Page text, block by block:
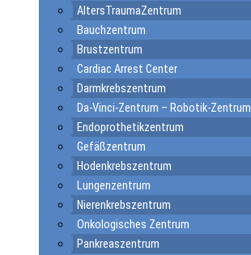
AltersTraumaZentrum
Bauchzentrum
Brustzentrum
Cardiac Arrest Center
Darmkrebszentrum
Da-Vinci-Zentrum – Robotik-Zentrum
Endoprothetikzentrum
Gefäßzentrum
Hodenkrebszentrum
Lungenzentrum
Nierenkrebszentrum
Onkologisches Zentrum
Pankreaszentrum